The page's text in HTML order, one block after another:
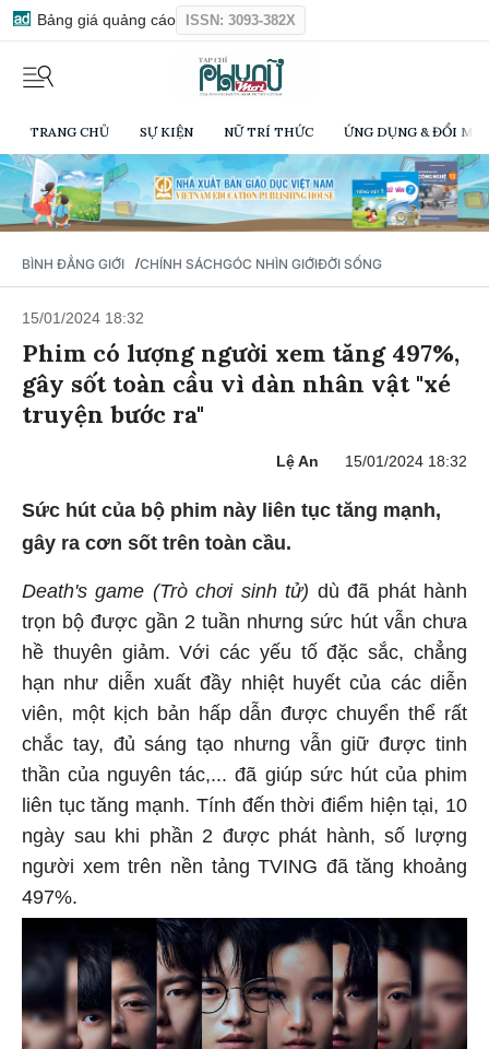
Bảng giá quảng cáo ISSN: 3093-382X
TRANG CHỦ SỰ KIỆN NỮ TRÍ THỨC ỨNG DỤNG & ĐỔI
BÌNH ĐẲNG GIỚI /CHÍNH SÁCHGÓC NHÌN GIỚIĐỜI SỐNG
15/01/2024 18:32
Phim có lượng người xem tăng 497%,
gây sốt toàn cầu vì dàn nhân vật "xé
truyện bước ra"
Lệ An 15/01/2024 18:32
Sức hút của bộ phim này liên tục tăng mạnh,
gây ra cơn sốt trên toàn cầu.
Death's game (Trò chơi sinh tử) dù đã phát hành
trọn bộ được gần 2 tuần nhưng sức hút vẫn chưa
hề thuyên giảm. Với các yếu tố đặc sắc, chẳng
hạn như diễn xuất đầy nhiệt huyết của các diễn
viên, một kịch bản hấp dẫn được chuyển thể rất
chắc tay, đủ sáng tạo nhưng vẫn giữ được tinh
thần của nguyên tác,... đã giúp sức hút của phim
liên tục tăng mạnh. Tính đến thời điểm hiện tại, 10
ngày sau khi phần 2 được phát hành, số lượng
người xem trên nền tảng TVING đã tăng khoảng
497%.